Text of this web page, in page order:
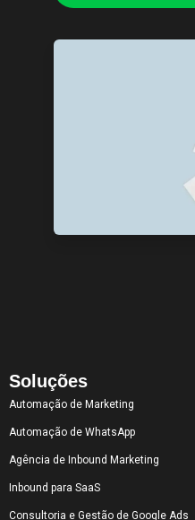
Soluções
Automação de Marketing
Automação de WhatsApp
Agência de Inbound Marketing
Inbound para SaaS
Consultoria e Gestão de Google Ads